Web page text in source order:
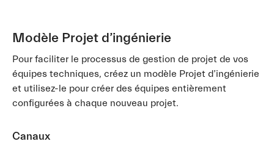
Modèle Projet d’ingénierie
Pour faciliter le processus de gestion de projet de vos
équipes techniques, créez un modèle Projet d’ingénierie
et utilisez-le pour créer des équipes entièrement
configurées à chaque nouveau projet.
Canaux